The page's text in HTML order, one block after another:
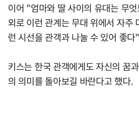
이어 "엄마와 딸 사이의 유대는 무
외로 이런 관계는 무대 위에서 자주
런 시선을 관객과 나눌 수 있어 좋
키스는 한국 관객에게도 자신의 꿈
의 의미를 돌아보길 바란다고 했다.